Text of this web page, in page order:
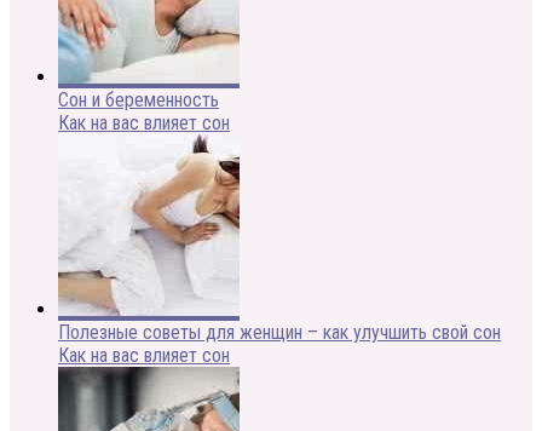
Сон и беременность
Как на вас влияет сон
Полезные советы для женщин – как улучшить свой сон
Как на вас влияет сон